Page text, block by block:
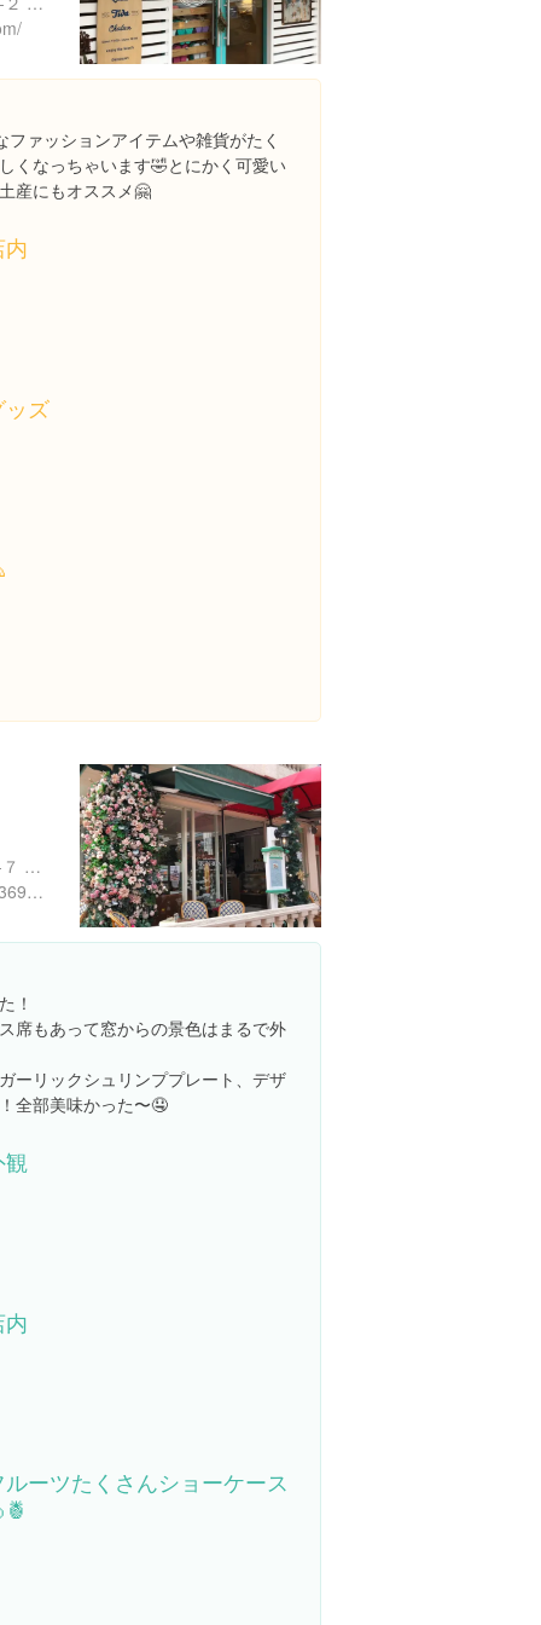
ァッションアイテムや雑貨がたく
くなっちゃいます🤣とにかく可愛い
産にもオススメ🤗
ッズ
沖縄県中頭郡北谷町美浜９-７ PLAZA-F 1階
https://hitosara.com/0004036975/?cid=gm_hp
！
席もあって窓からの景色はまるで外
ーリックシュリンププレート、デザ
全部美味かった〜🤤
ルーツたくさんショーケース